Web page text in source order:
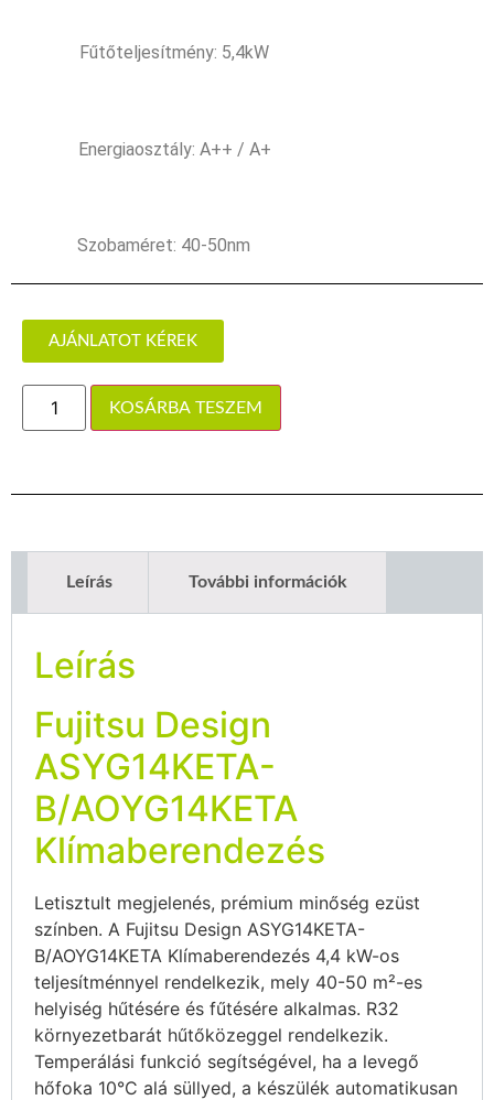
Fűtőteljesítmény: 5,4kW
Energiaosztály: A++ / A+
Szobaméret: 40-50nm
AJÁNLATOT KÉREK
KOSÁRBA TESZEM
Leírás További információk
Leírás
Fujitsu Design
ASYG14KETA-
B/AOYG14KETA
Klímaberendezés
Letisztult megjelenés, prémium minőség ezüst
színben. A Fujitsu Design ASYG14KETA-
B/AOYG14KETA Klímaberendezés 4,4 kW-os
teljesítménnyel rendelkezik, mely 40-50 m²-es
helyiség hűtésére és fűtésére alkalmas. R32
környezetbarát hűtőközeggel rendelkezik.
Temperálási funkció segítségével, ha a levegő
hőfoka 10°C alá süllyed, a készülék automatikusan